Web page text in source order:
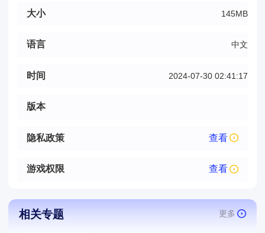
大小 145MB
语言 中文
时间 2024-07-30 02:41:17
版本
隐私政策 查看
游戏权限 查看
相关专题 更多